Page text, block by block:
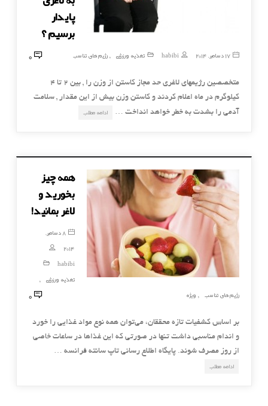
پایدار
برسیم ؟
17 دسامبر, 2014 habibi تغذیه ورزشی , رژیم های تناسب 0
متخصصین رژیمهای لاغری حد مجاز کاستن از وزن را , بین 2 تا 4
کیلوگرم در ماه اعلام کردند و کاستن وزن بیش از این مقدار , سلامت
آدمی را بشدت به خطر خواهد انداخت …
ادامه مطلب
همه چیز
بخورید و
لاغر بمانید!
8 دسامبر,
2014
habibi
تغذیه ورزشی
,
رژیم های تناسب , ویژه 0
بر اساس کشفیات تازه محققان، می‌توان همه نوع مواد غذایی را خورد
و اندام مناسبی داشت تنها در صورتی که این غذاها در ساعات خاصی
از روز مصرف شوند. پایگاه اطلاع رسانی تاپ سانته فرانسه …
ادامه مطلب